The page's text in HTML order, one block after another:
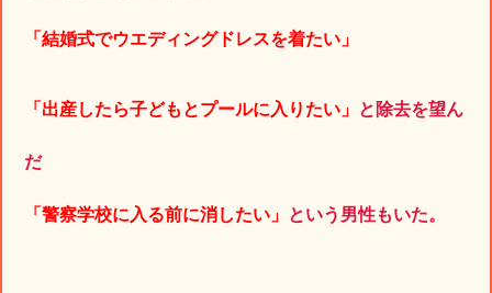
「結婚式でウエディングドレスを着たい」
「出産したら子どもとプールに入りたい」 と除去を望ん
だ
「警察学校に入る前に消したい」 という男性もいた。